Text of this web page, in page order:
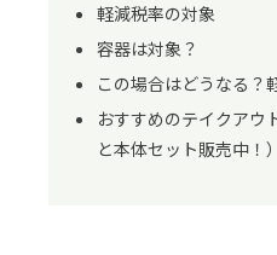
軽減税率の対象
容器は対象？
この場合はどうなる？
おすすめのテイクアウ
と本体セット販売中！）